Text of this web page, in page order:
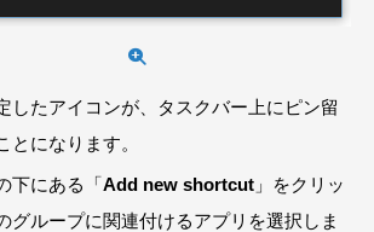
したアイコンが、タスクバー上にピン留
とになります。
下にある「Add new shortcut 」をクリッ
グループに関連付けるアプリを選択しま